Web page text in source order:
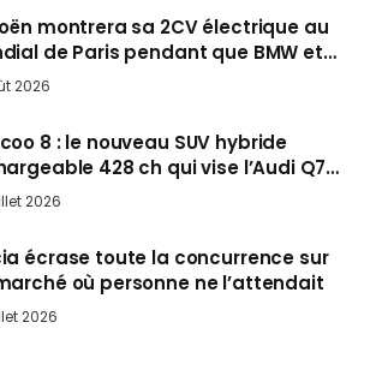
montrera sa 2CV électrique au
de Paris pendant que BMW et
désertent le salon
2026
8 : le nouveau SUV hybride
428 ch qui vise l’Audi Q7
en Europe cet automne
2026
écrase toute la concurrence sur
où personne ne l’attendait
2026